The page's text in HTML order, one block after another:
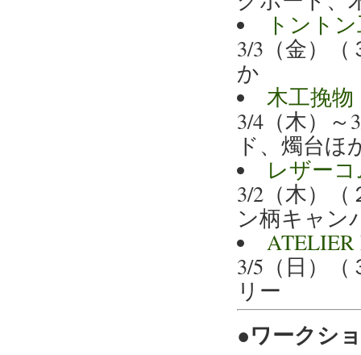
トント
3/3（金）
か
木工挽
3/4（木）
ド、燭台ほ
レザー
3/2（木）
ン柄キャン
3/5（日）
リー
●ワークシ